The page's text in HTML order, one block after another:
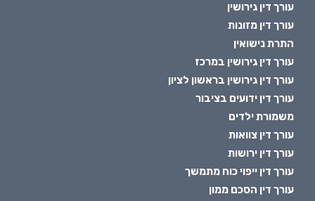
עורך דין גירושין
עורך דין מזונות
התרת נישואין
עורך דין גירושין במרכז
עורך דין גירושין בראשון לציון
עורך דין ידועים בציבור
משמורת ילדים
עורך דין צוואות
עורך דין ירושות
עורך דין ייפוי כוח מתמשך
עורך דין הסכם ממון